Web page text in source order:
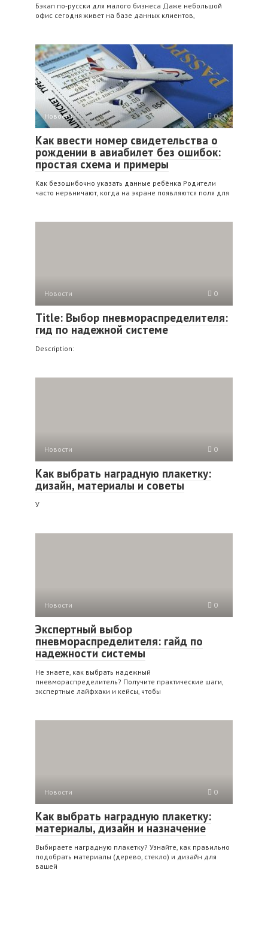
Бэкап по‑русски для малого бизнеса Даже небольшой
офис сегодня живет на базе данных клиентов,
Новости 0
Как ввести номер свидетельства о
рождении в авиабилет без ошибок:
простая схема и примеры
Как безошибочно указать данные ребёнка Родители
часто нервничают, когда на экране появляются поля для
Новости 0
Title: Выбор пневмораспределителя:
гид по надежной системе
Description:
Новости 0
Как выбрать наградную плакетку:
дизайн, материалы и советы
У
Новости 0
Экспертный выбор
пневмораспределителя: гайд по
надежности системы
Не знаете, как выбрать надежный
пневмораспределитель? Получите практические шаги,
экспертные лайфхаки и кейсы, чтобы
Новости 0
Как выбрать наградную плакетку:
материалы, дизайн и назначение
Выбираете наградную плакетку? Узнайте, как правильно
подобрать материалы (дерево, стекло) и дизайн для
вашей